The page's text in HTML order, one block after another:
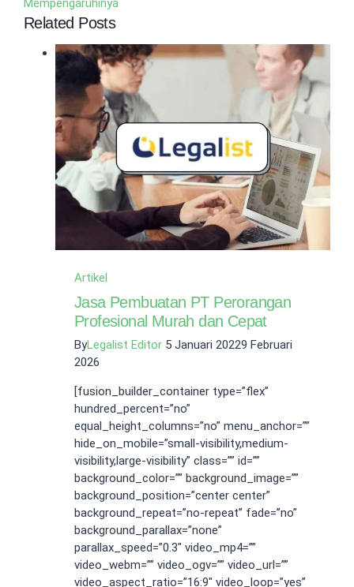
Related Posts
Artikel
Jasa Pembuatan PT Perorangan
Profesional Murah dan Cepat
ByLegalist Editor 5 Januari 20229 Februari
2026
[fusion_builder_container type=”flex”
hundred_percent=”no”
equal_height_columns=”no” menu_anchor=””
hide_on_mobile=”small-visibility,medium-
visibility,large-visibility” class=”” id=””
background_color=”” background_image=””
background_position=”center center”
background_repeat=”no-repeat” fade=”no”
background_parallax=”none”
parallax_speed=”0.3″ video_mp4=””
video_webm=”” video_ogv=”” video_url=””
video_aspect_ratio=”16:9″ video_loop=”yes”